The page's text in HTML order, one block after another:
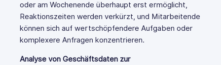
oder am Wochenende überhaupt erst ermöglicht,
Reaktionszeiten werden verkürzt, und Mitarbeitende
können sich auf wertschöpfendere Aufgaben oder
komplexere Anfragen konzentrieren.
Analyse von Geschäftsdaten zur